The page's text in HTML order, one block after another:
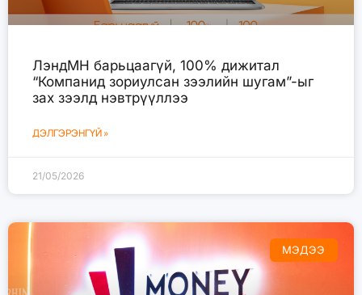
ЛэндМН барьцаагүй, 100% дижитал
“Компанид зориулсан зээлийн шугам”-ыг
зах зээлд нэвтрүүллээ
ДЭЛГЭРЭНГҮЙ »
21/05/2026
МЭДЭЭ